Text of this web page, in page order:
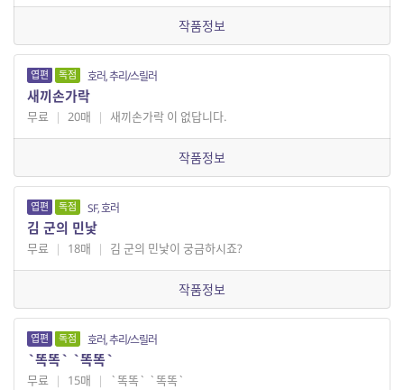
작품정보
엽편 독점 호러, 추리/스릴러
새끼손가락
무료 | 20매 | 새끼손가락 이 없답니다.
작품정보
엽편 독점 SF, 호러
김 군의 민낯
무료 | 18매 | 김 군의 민낯이 궁금하시죠?
작품정보
엽편 독점 호러, 추리/스릴러
`똑똑` `똑똑`
무료 | 15매 | `똑똑` `똑똑`